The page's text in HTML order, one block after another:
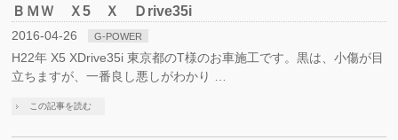
ＢＭＷ Ｘ5 Ｘ Ｄrive35i
2016-04-26 G-POWER
H22年 X5 XDrive35i 東京都のT様のお車施工です。黒は、小傷が目
立ちますが、一番良し悪しがわかり …
この記事を読む